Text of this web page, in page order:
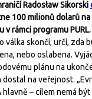
Radosław Sikorski
100 milionů dolarů na
v rámci programu PURL.
válka skončí, určí, zda
nebo oslabena.
plánu na
na veřejnost.
– cílem nemá